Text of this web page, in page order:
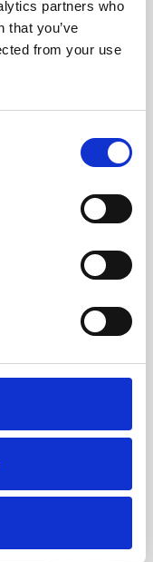
partners who
that you’ve
from your use
en
lo